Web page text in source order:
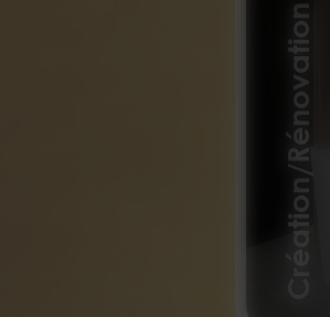
Création/Rénovation